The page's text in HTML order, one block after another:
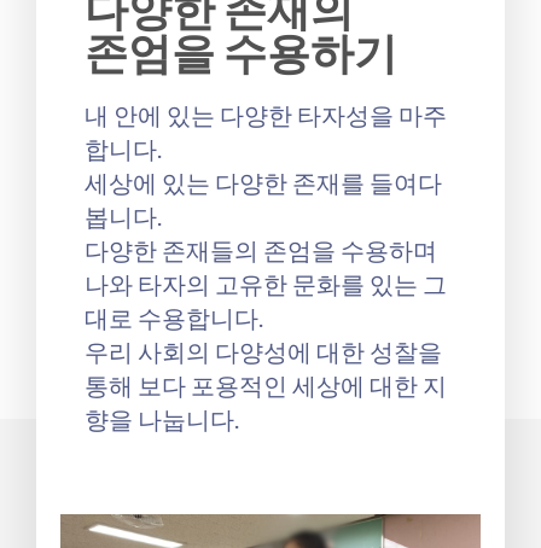
존엄을 수용하기
내 안에 있는 다양한 타자성을 마주
합니다.
세상에 있는 다양한 존재를 들여다
봅니다.
다양한 존재들의 존엄을 수용하며
나와 타자의 고유한 문화를 있는 그
대로 수용합니다.
우리 사회의 다양성에 대한 성찰을
통해 보다 포용적인 세상에 대한 지
향을 나눕니다.